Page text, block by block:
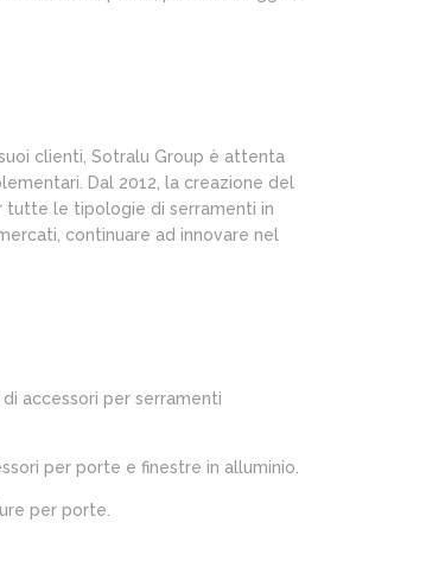
clienti, Sotralu Group è attenta
Dal 2012, la creazione del
tutte le tipologie di serramenti in
continuare ad innovare nel
accessori per serramenti
per porte e finestre in alluminio.
per porte.